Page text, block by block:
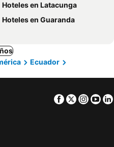
Hoteles en Latacunga
Hoteles en Guaranda
Ecuador
Facebook
Twitter